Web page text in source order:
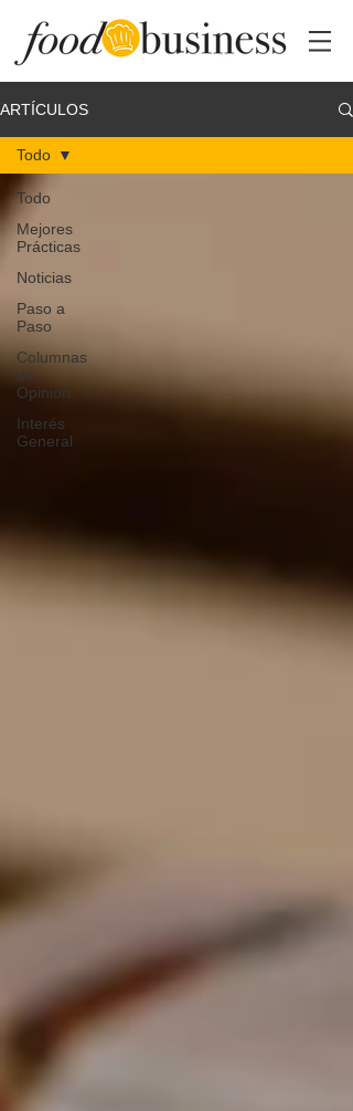
ARTÍCULOS
Todo
Mejores
Prácticas
Noticias
Paso a
Paso
Columnas
de
Opinión
Interés
General
Todo